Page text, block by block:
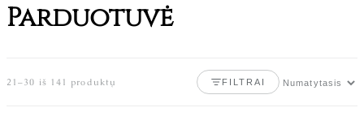
Parduotuvė
21–30 iš 141 produktų FILTRAI